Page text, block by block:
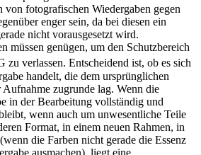
fotografischen Wiedergaben gegen
enger sein, da bei diesen ein
nicht vorausgesetzt wird.
müssen genügen, um den Schutzbereich
zu verlassen. Entscheidend ist, ob es sich
handelt, die dem ursprünglichen
zugrunde lag. Wenn die
in der Bearbeitung vollständig und
wenn auch um unwesentliche Teile
Format, in einem neuen Rahmen, in
die Farben nicht gerade die Essenz
ausmachen), liegt eine